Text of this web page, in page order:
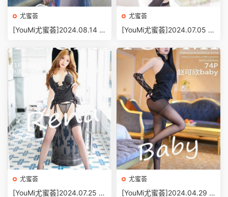
尤蜜荟
[YouMi尤蜜荟]2024.08.14 V
464MB]
尤蜜荟
[YouMi尤蜜荟]2024.07.05 V
MB]
尤蜜荟
[YouMi尤蜜荟]2024.07.25 V
尤蜜荟
[YouMi尤蜜荟]2024.04.29 V